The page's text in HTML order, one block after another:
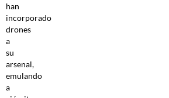
han
incorporado
drones
a
su
arsenal,
emulando
a